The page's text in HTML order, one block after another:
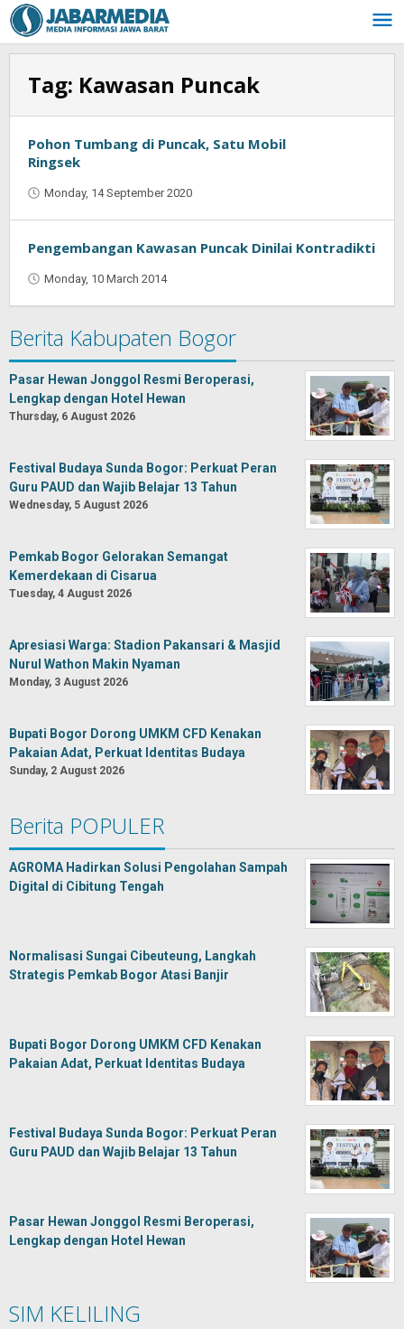
Skip
to
content
Tag: Kawasan Puncak
Pohon Tumbang di Puncak, Satu Mobil
Ringsek
Monday, 14 September 2020
Pengembangan Kawasan Puncak Dinilai Kontradikti
Monday, 10 March 2014
Berita Kabupaten Bogor
Pasar Hewan Jonggol Resmi Beroperasi,
Lengkap dengan Hotel Hewan
Thursday, 6 August 2026
Festival Budaya Sunda Bogor: Perkuat Peran
Guru PAUD dan Wajib Belajar 13 Tahun
Wednesday, 5 August 2026
Pemkab Bogor Gelorakan Semangat
Kemerdekaan di Cisarua
Tuesday, 4 August 2026
Apresiasi Warga: Stadion Pakansari & Masjid
Nurul Wathon Makin Nyaman
Monday, 3 August 2026
Bupati Bogor Dorong UMKM CFD Kenakan
Pakaian Adat, Perkuat Identitas Budaya
Sunday, 2 August 2026
Berita POPULER
AGROMA Hadirkan Solusi Pengolahan Sampah
Digital di Cibitung Tengah
Normalisasi Sungai Cibeuteung, Langkah
Strategis Pemkab Bogor Atasi Banjir
Bupati Bogor Dorong UMKM CFD Kenakan
Pakaian Adat, Perkuat Identitas Budaya
Festival Budaya Sunda Bogor: Perkuat Peran
Guru PAUD dan Wajib Belajar 13 Tahun
Pasar Hewan Jonggol Resmi Beroperasi,
Lengkap dengan Hotel Hewan
SIM KELILING